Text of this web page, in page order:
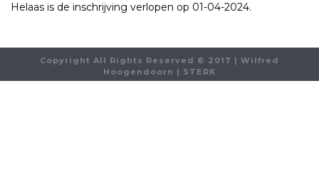
Helaas is de inschrijving verlopen op 01-04-2024.
Copyright All Rights Reserved © 2017 | Wilfred
Hoogendoorn | STERK